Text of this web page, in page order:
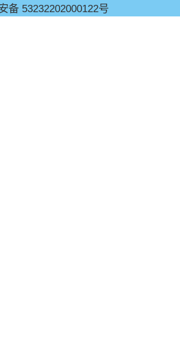
备 53232202000122号